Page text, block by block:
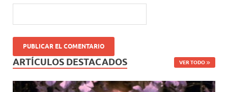
ARTÍCULOS DESTACADOS VER TODO